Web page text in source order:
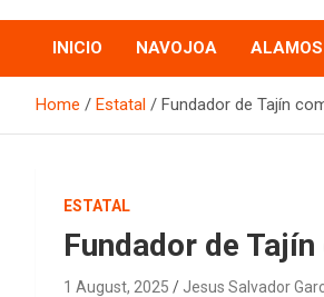
INICIO NAVOJOA ALAMOS
Home Estatal Fundador de Tajín
ESTATAL
Fundador de
1 August, 2025 Jesus Salvador